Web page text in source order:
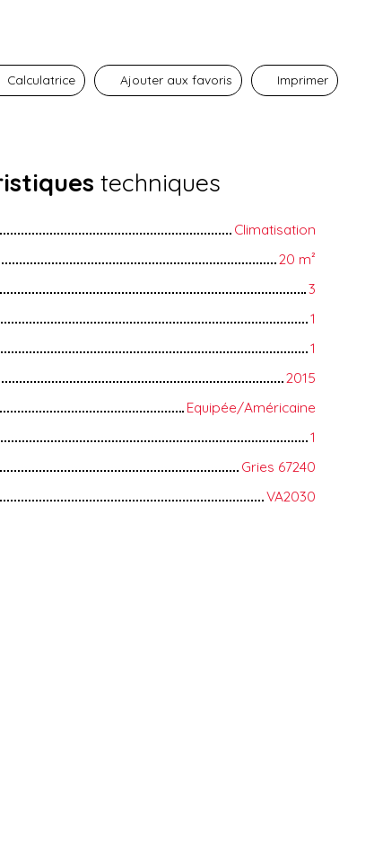
Calculatrice Ajouter aux favoris Imprimer
techniques
Climatisation
20 m²
3
1
1
2015
Equipée/Américaine
1
Gries 67240
VA2030